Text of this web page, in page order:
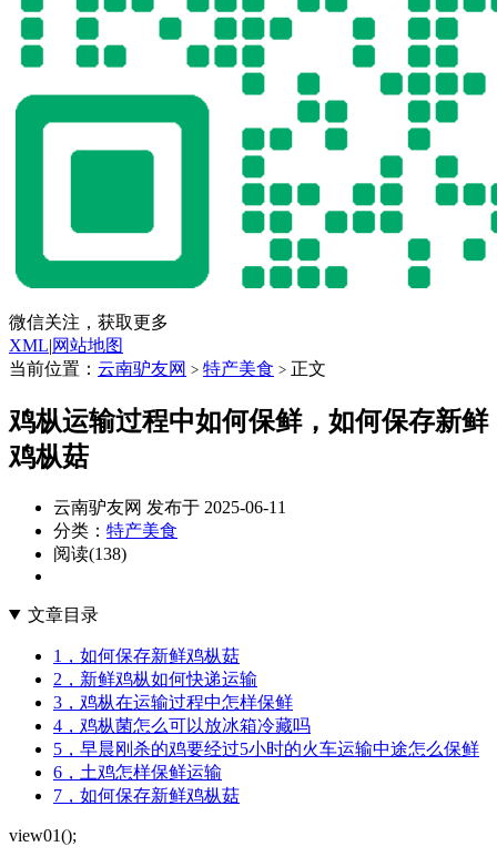
微信关注，获取更多
XML|网站地图
当前位置： 云南驴友网 > 特产美食 > 正文
鸡枞运输过程中如何保鲜，如何保存新鲜
鸡枞菇
云南驴友网 发布于 2025-06-11
分类： 特产美食
阅读(138)
文章目录
1，如何保存新鲜鸡枞菇
2，新鲜鸡枞如何快递运输
3，鸡枞在运输过程中怎样保鲜
4，鸡枞菌怎么可以放冰箱冷藏吗
5，早晨刚杀的鸡要经过5小时的火车运输中途怎么保鲜
6，土鸡怎样保鲜运输
7，如何保存新鲜鸡枞菇
view01();